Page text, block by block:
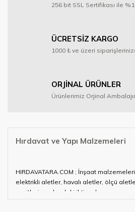
256 bit SSL Sertifikası ile
ÜCRETSİZ KARGO
1000 ₺ ve üzeri
ORJİNAL ÜRÜNLER
Ürünlerimiz Orjinal
Hırdavat ve Yapı Malzemeleri
HIRDAVATARA.COM ; İnşaat
elektrikli aletler, havalı aletler, ölçü
çeşitleri ve alandaki ihtiyaçlarınızın